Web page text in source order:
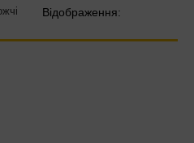
Відображення: